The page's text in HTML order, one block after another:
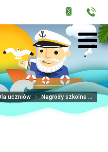
uczniów > Nagrody szkolne ...